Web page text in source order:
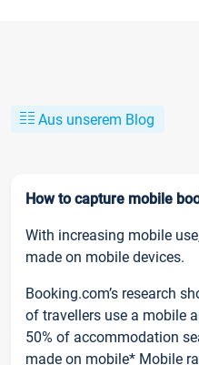
Aus unserem Blog
How to capture mobile
With increasing mobile
made on mobile devices.
Booking.com’s research
of travellers use a mobile
50% of accommodation
made on mobile* Mobile